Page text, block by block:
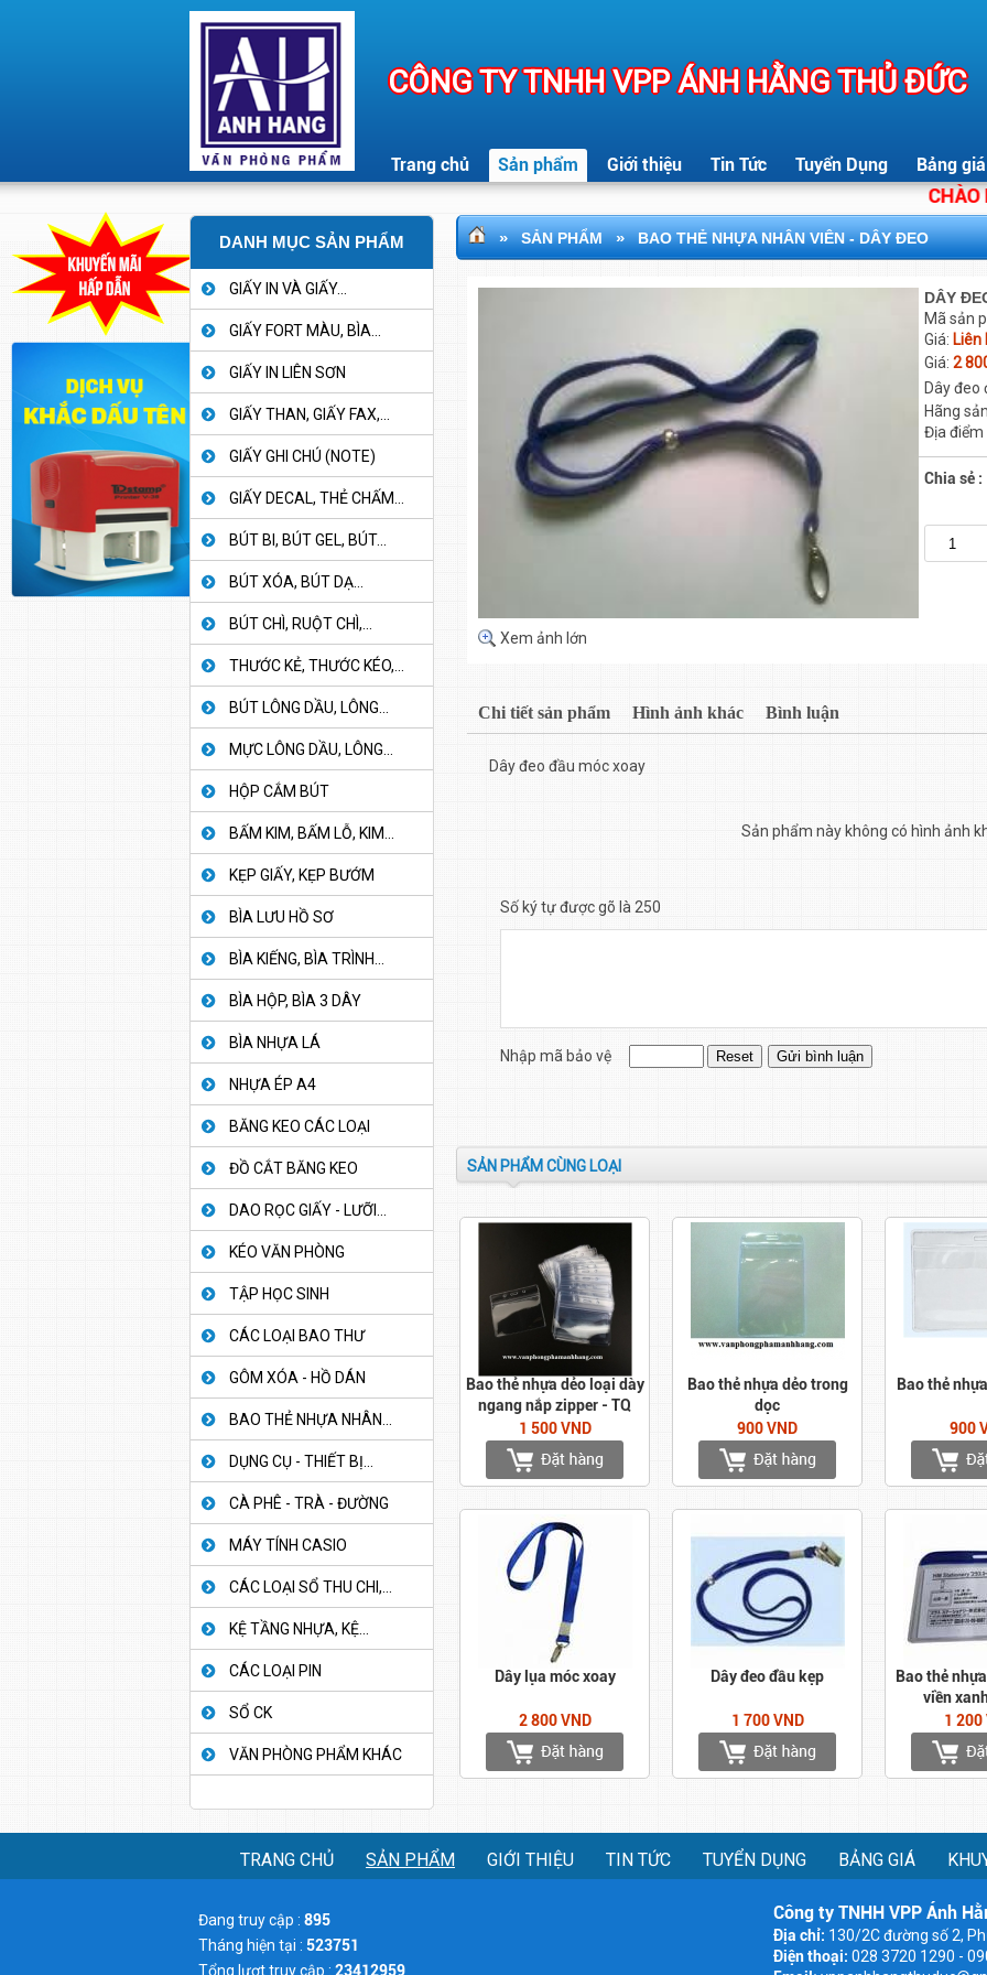
CÔNG TY TNHH VPP ÁNH HẰNG THỦ ĐỨC
Trang chủ Sản phẩm Giới thiệu Tin Tức Tuyển Dụng Bảng giá
CHÀO
DANH MỤC SẢN PHẨM
GIẤY IN VÀ GIẤY...
GIẤY FORT MÀU, BÌA...
GIẤY IN LIÊN SƠN
GIẤY THAN, GIẤY FAX,...
GIẤY GHI CHÚ (NOTE)
GIẤY DECAL, THẺ CHẤM...
BÚT BI, BÚT GEL, BÚT...
BÚT XÓA, BÚT DẠ...
BÚT CHÌ, RUỘT CHÌ,...
THƯỚC KẺ, THƯỚC KÉO,...
BÚT LÔNG DẦU, LÔNG...
MỰC LÔNG DẦU, LÔNG...
HỘP CẮM BÚT
BẤM KIM, BẤM LỖ, KIM...
KẸP GIẤY, KẸP BƯỚM
BÌA LƯU HỒ SƠ
BÌA KIẾNG, BÌA TRÌNH...
BÌA HỘP, BÌA 3 DÂY
BÌA NHỰA LÁ
NHỰA ÉP A4
BĂNG KEO CÁC LOẠI
ĐỒ CẮT BĂNG KEO
DAO RỌC GIẤY - LƯỠI...
KÉO VĂN PHÒNG
TẬP HỌC SINH
CÁC LOẠI BAO THƯ
GÔM XÓA - HỒ DÁN
BAO THẺ NHỰA NHÂN...
DỤNG CỤ - THIẾT BỊ...
CÀ PHÊ - TRÀ - ĐƯỜNG
MÁY TÍNH CASIO
CÁC LOẠI SỔ THU CHI,...
KỆ TẦNG NHỰA, KỆ...
CÁC LOẠI PIN
SỔ CK
VĂN PHÒNG PHẨM KHÁC
» SẢN PHẨM » BAO THẺ NHỰA NHÂN VIÊN - DÂY ĐEO
Xem ảnh lớn
DÂY
Mã sản
Giá: Liên
Giá: 2
Dây đeo
Hãng
Địa điểm
Chia sẻ :
Chi tiết sản phẩm Hình ảnh khác Bình luận
Dây đeo đầu móc xoay
Sản phẩm này không có hình ảnh
Số ký tự được gõ là 250
Nhập mã bảo vệ
SẢN PHẨM CÙNG LOẠI
Bao thẻ nhựa dẻo loại dày
ngang nắp zipper - TQ
1 500 VND
Bao thẻ nhựa dẻo trong
dọc
900 VND
Bao thẻ
900
Dây lụa móc xoay
2 800 VND
Dây đeo đầu kẹp
1 700 VND
Bao thẻ
viền
1 200
TRANG CHỦ SẢN PHẨM GIỚI THIỆU TIN TỨC TUYỂN DỤNG BẢNG GIÁ
Đang truy cập : 895
Tháng hiện tại : 523751
Tổng lượt truy cập : 23412959
Công ty TNHH VPP Ánh
Địa chỉ: 130/2C đường số 2,
Điện thoại: 028 3720 1290 -